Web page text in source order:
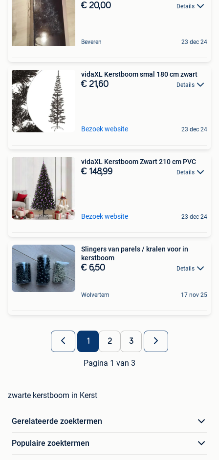
€ 20,00 Details
Beveren 23 dec 24
vidaXL Kerstboom smal 180 cm zwart
€ 21,60 Details
Bezoek website 23 dec 24
vidaXL Kerstboom Zwart 210 cm PVC
€ 148,99 Details
Bezoek website 23 dec 24
Slingers van parels / kralen voor in
kerstboom
€ 6,50 Details
Wolvertem 17 nov 25
1 2 3
Pagina 1 van 3
zwarte kerstboom in Kerst
Gerelateerde zoektermen
Populaire zoektermen